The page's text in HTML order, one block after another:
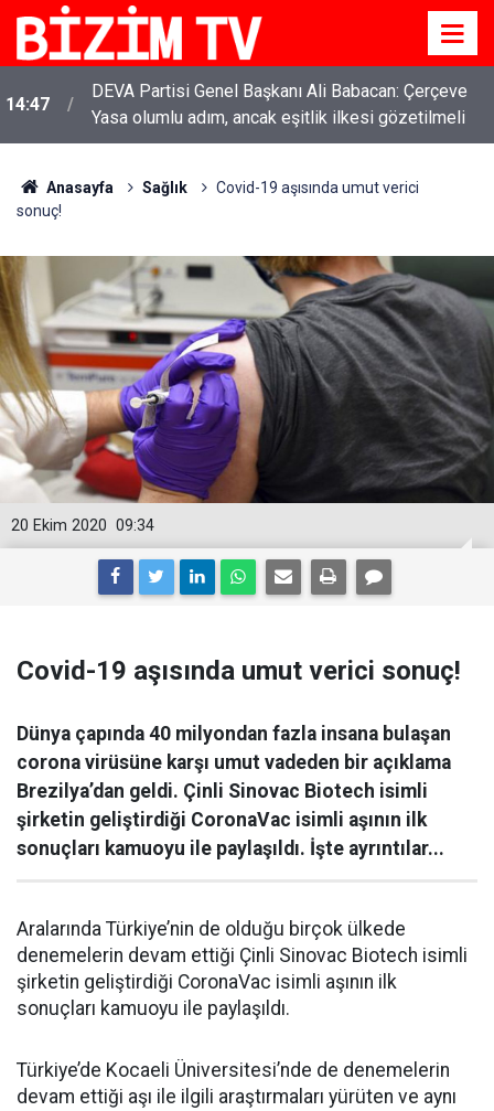
14:47
DEVA Partisi Genel Başkanı Ali Babacan: Çerçeve
Yasa olumlu adım, ancak eşitlik ilkesi gözetilmeli
Anasayfa Sağlık
Covid-19 aşısında umut verici
sonuç!
09:34
20 Ekim 2020
Covid-19 aşısında umut verici sonuç!
Dünya çapında 40 milyondan fazla insana bulaşan
corona virüsüne karşı umut vadeden bir açıklama
Brezilya’dan geldi. Çinli Sinovac Biotech isimli
şirketin geliştirdiği CoronaVac isimli aşının ilk
sonuçları kamuoyu ile paylaşıldı. İşte ayrıntılar...
Aralarında Türkiye’nin de olduğu birçok ülkede
denemelerin devam ettiği Çinli Sinovac Biotech isimli
şirketin geliştirdiği CoronaVac isimli aşının ilk
sonuçları kamuoyu ile paylaşıldı.
Türkiye’de Kocaeli Üniversitesi’nde de denemelerin
devam ettiği aşı ile ilgili araştırmaları yürüten ve aynı